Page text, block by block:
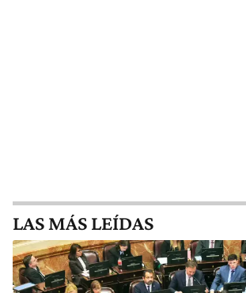
LAS MÁS LEÍDAS